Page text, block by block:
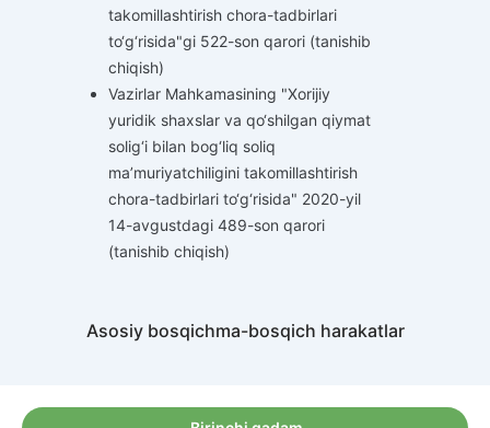
takomillashtirish chora-tadbirlari
to‘g‘risida"gi 522-son qarori (tanishib
chiqish)
Vazirlar Mahkamasining "Xorijiy
yuridik shaxslar va qo‘shilgan qiymat
solig‘i bilan bog‘liq soliq
ma’muriyatchiligini takomillashtirish
chora-tadbirlari to‘g‘risida" 2020-yil
14-avgustdagi 489-son qarori
(tanishib chiqish)
Asosiy bosqichma-bosqich harakatlar